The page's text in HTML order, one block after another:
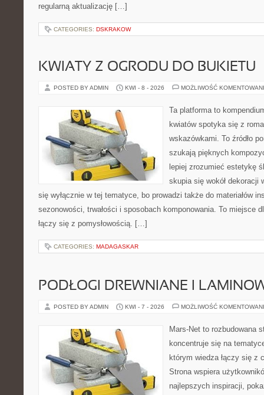
regularną aktualizację […]
CATEGORIES: DSKRAKOW
KWIATY Z OGRODU DO BUKIETU
POSTED BY ADMIN KWI - 8 - 2026 MOŻLIWOŚĆ
Ta platforma to
kwiatów spotyka się z
wskazówkami. To źródło
szukają pięknych
lepiej zrozumieć estetykę
skupia się wokół dekoracji
się wyłącznie w tej tematyce, bo prowadzi także do materiałów
sezonowości, trwałości i sposobach komponowania. To miejsce
łączy się z pomysłowością. […]
CATEGORIES: MADAGASKAR
PODŁOGI DREWNIANE I
POSTED BY ADMIN KWI - 7 - 2026 MOŻLIWOŚĆ
Mars-Net to rozbudowana
koncentruje się na
którym wiedza łączy się z
Strona wspiera
najlepszych inspiracji,